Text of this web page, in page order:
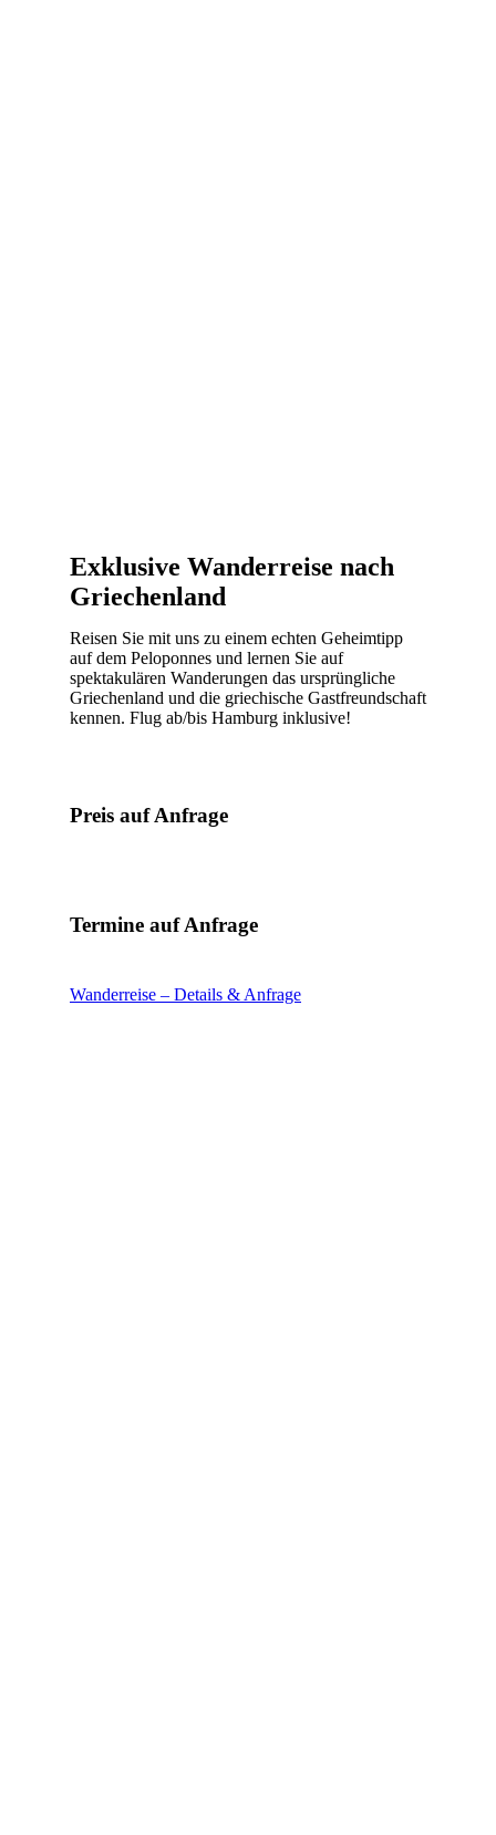
Exklusive Wanderreise nach
Griechenland
Reisen Sie mit uns zu einem echten Geheimtipp
auf dem Peloponnes und lernen Sie auf
spektakulären Wanderungen das ursprüngliche
Griechenland und die griechische Gastfreundschaft
kennen. Flug ab/bis Hamburg inklusive!
Preis auf Anfrage
Termine auf Anfrage
Wanderreise – Details & Anfrage